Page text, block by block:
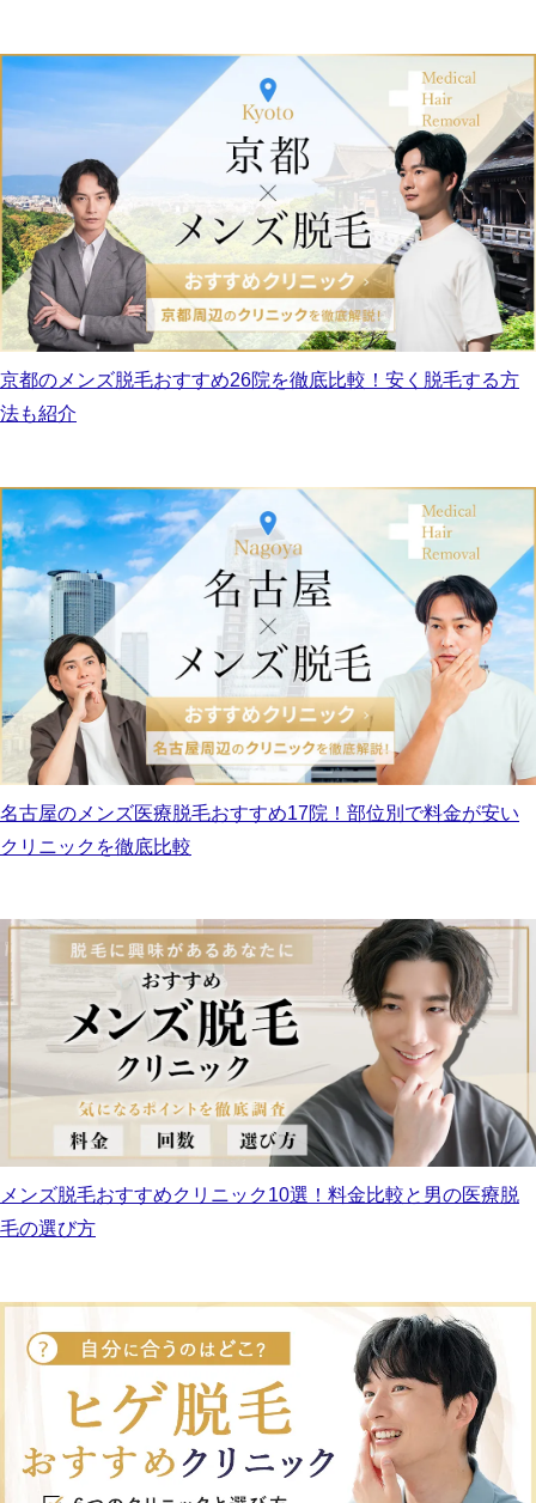
京都のメンズ脱毛おすすめ26院を徹底比較！安く脱毛する方
法も紹介
名古屋のメンズ医療脱毛おすすめ17院！部位別で料金が安い
クリニックを徹底比較
メンズ脱毛おすすめクリニック10選！料金比較と男の医療脱
毛の選び方